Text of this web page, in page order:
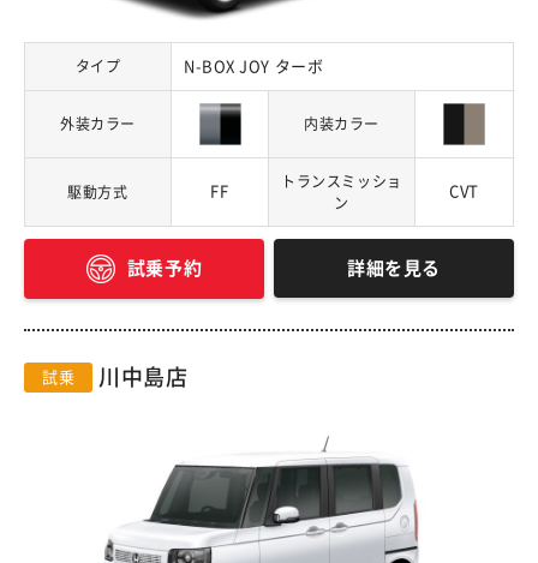
タイプ N-BOX JOY ターボ
外装カラー 内装カラー
駆動方式 FF
トランスミッショ
ン
CVT
試乗予約 詳細を見る
試乗 川中島店